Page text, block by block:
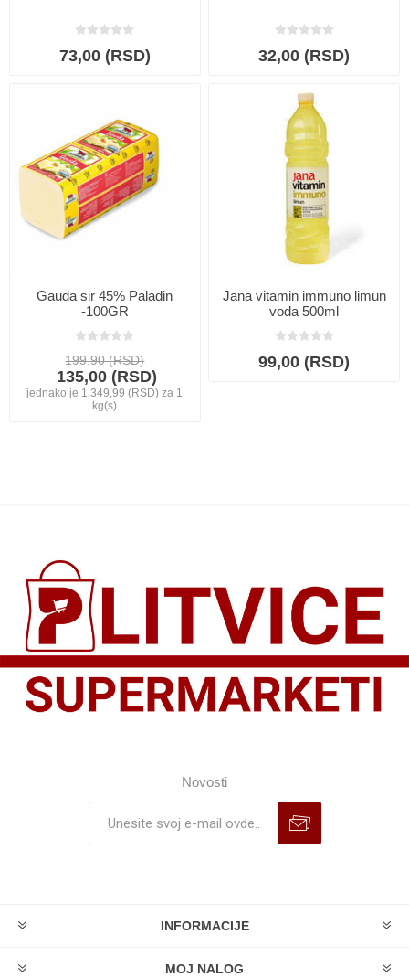
73,00 (RSD) 32,00 (RSD)
Gauda sir 45% Paladin
-100GR
199,90 (RSD)
135,00 (RSD)
jednako je 1.349,99 (RSD) za 1
kg(s)
Jana vitamin immuno limun
voda 500ml
99,00 (RSD)
Novosti
INFORMACIJE
MOJ NALOG